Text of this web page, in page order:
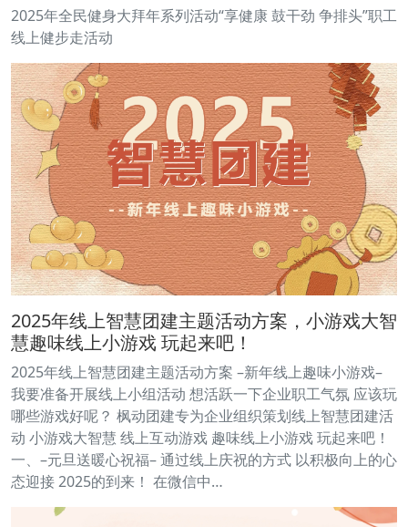
2025年全民健身大拜年系列活动“享健康 鼓干劲 争排头”职工
线上健步走活动
2025年线上智慧团建主题活动方案，小游戏大智
慧趣味线上小游戏 玩起来吧！
2025年线上智慧团建主题活动方案 –新年线上趣味小游戏–
我要准备开展线上小组活动 想活跃一下企业职工气氛 应该玩
哪些游戏好呢？ 枫动团建专为企业组织策划线上智慧团建活
动 小游戏大智慧 线上互动游戏 趣味线上小游戏 玩起来吧！
一、–元旦送暖心祝福– 通过线上庆祝的方式 以积极向上的心
态迎接 2025的到来！ 在微信中…